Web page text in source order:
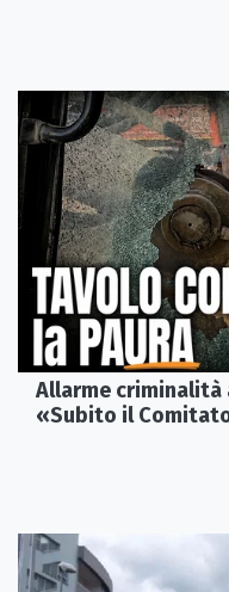
Allarme criminalità
«Subito il